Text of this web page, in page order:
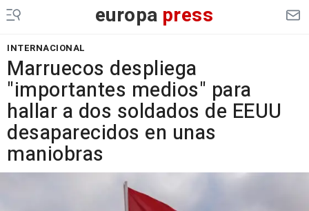
europa press
INTERNACIONAL
Marruecos despliega
"importantes medios" para
hallar a dos soldados de EEUU
desaparecidos en unas
maniobras